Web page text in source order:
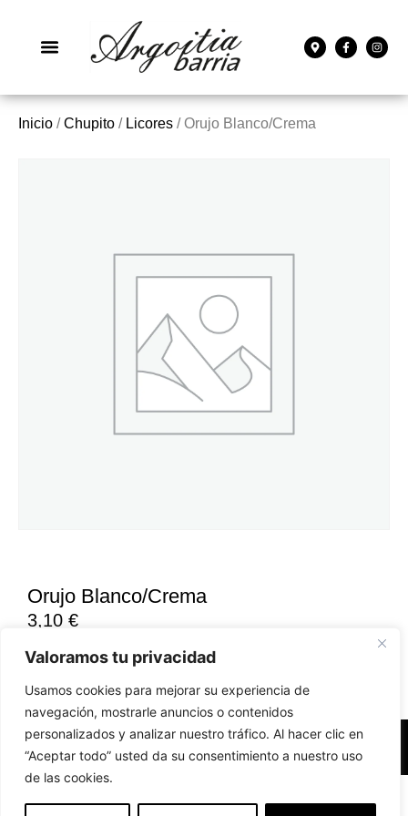
Valoramos tu privacidad
Usamos cookies para mejorar su experiencia de
navegación, mostrarle anuncios o contenidos
personalizados y analizar nuestro tráfico. Al hacer clic en
“Aceptar todo” usted da su consentimiento a nuestro uso
de las cookies.
Inicio /Chupito / Licores / Orujo Blanco/Crema
Orujo Blanco/Crema
3,10 €
Accesibilidad Aviso Legal Políticas de Cookies
EN